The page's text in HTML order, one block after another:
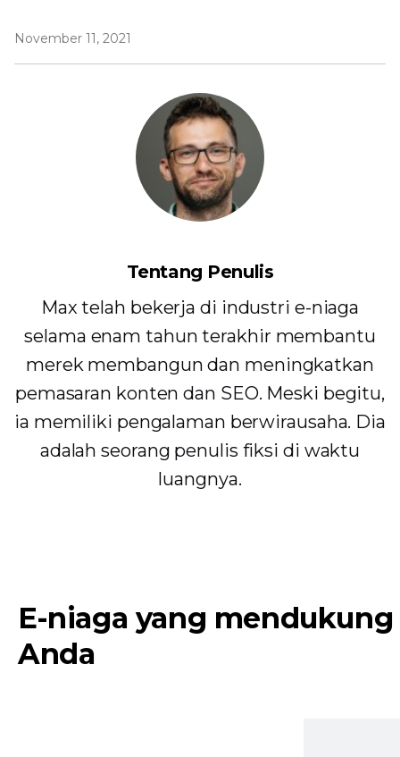
November 11, 2021
Tentang Penulis
Max telah bekerja di industri e-niaga
selama enam tahun terakhir membantu
merek membangun dan meningkatkan
pemasaran konten dan SEO. Meski begitu,
ia memiliki pengalaman berwirausaha. Dia
adalah seorang penulis fiksi di waktu
luangnya.
E-niaga yang mendukung
Anda